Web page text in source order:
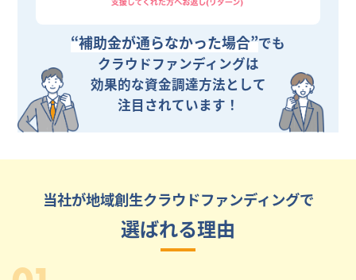
“補助金が通らなかった場合”でも
クラウドファンディングは
効果的な資金調達方法として
注目されています！
当社が地域創生クラウドファンディングで
選ばれる理由